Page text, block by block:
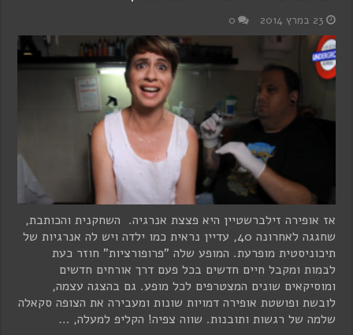
23 במרץ 2014 0
אז אופירה זילברשטיין היא פצצת אנרגיה. השחקנית והכותבת,
שחגגה לאחרונה 40, עדיין נראית כמו ילדה ויש לה אנרגיות של
תיכוניסטית מופרעת. המופע שלה "פרופורציות" חוזר כעת
לבמות ומקבל חיים חדשים בכל פעם דרך אורחים חדשים
ומוסיקאים שונים המצטרפים לכל מופע. גם בהצגה עצמה,
לובשת ופושטת אופירה דמויות שונות ומעבירה את הצופה סקאלה
שלמה של רגשות ותובנות. שווה צפיה! הקליפ למעלה, …